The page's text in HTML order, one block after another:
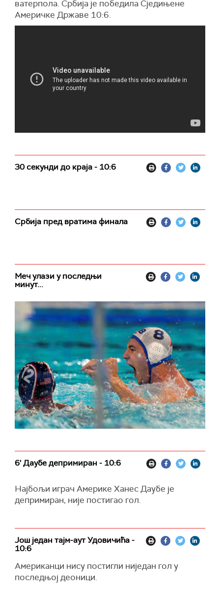
ватерпола. Србија је победила Сједињене
Америчке Државе 10:6.
30 секунди до краја - 10:6
Србија пред вратима финала
Меч улази у последњи
минут...
6' Даубе депримиран - 10:6
Најбољи играч Америке Ханес Даубе је
депримиран, није постигао гол.
Још један тајм-аут Удовичића -
10:6
Американци нису постигли ниједан гол у
последњој деоници.